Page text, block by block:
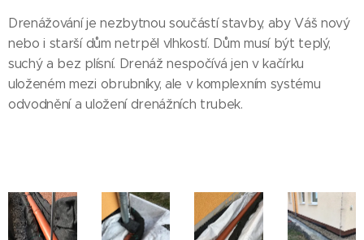
Drenážování je nezbytnou součástí stavby, aby Váš nový
nebo i starší dům netrpěl vlhkostí. Dům musí být teplý,
suchý a bez plísní. Drenáž nespočívá jen v kačírku
uloženém mezi obrubníky, ale v komplexním systému
odvodnění a uložení drenážních trubek.